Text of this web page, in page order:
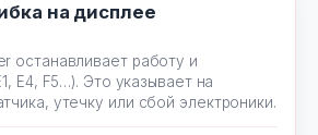
на дисплее
останавливает работу и
E4, F5…). Это указывает на
утечку или сбой электроники.